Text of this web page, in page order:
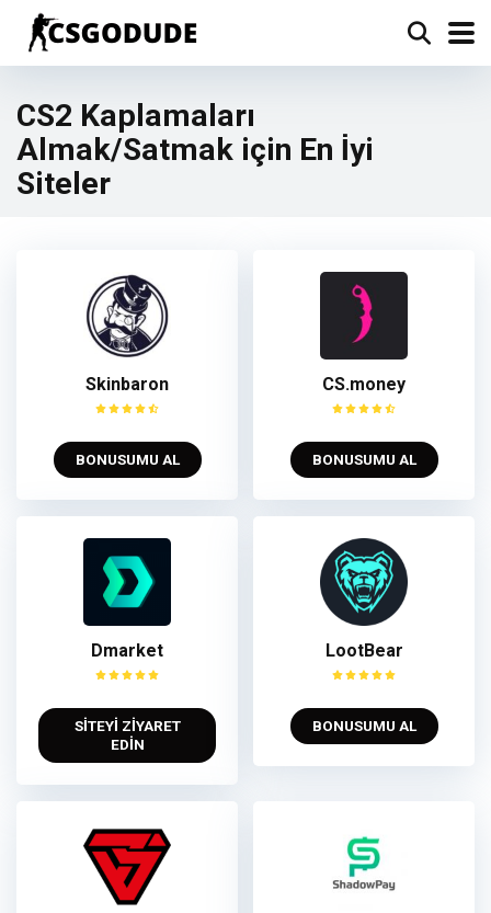
CS2 Kaplamaları
Almak/Satmak için En İyi
Siteler
Skinbaron
BONUSUMU AL
CS.money
BONUSUMU AL
Dmarket
SİTEYİ ZİYARET
EDİN
LootBear
BONUSUMU AL